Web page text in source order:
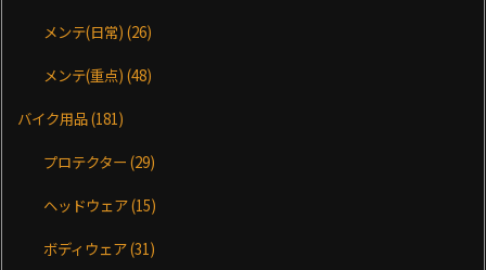
メンテ(日常)(26)
メンテ(重点)(48)
バイク用品(181)
プロテクター(29)
ヘッドウェア(15)
ボディウェア(31)